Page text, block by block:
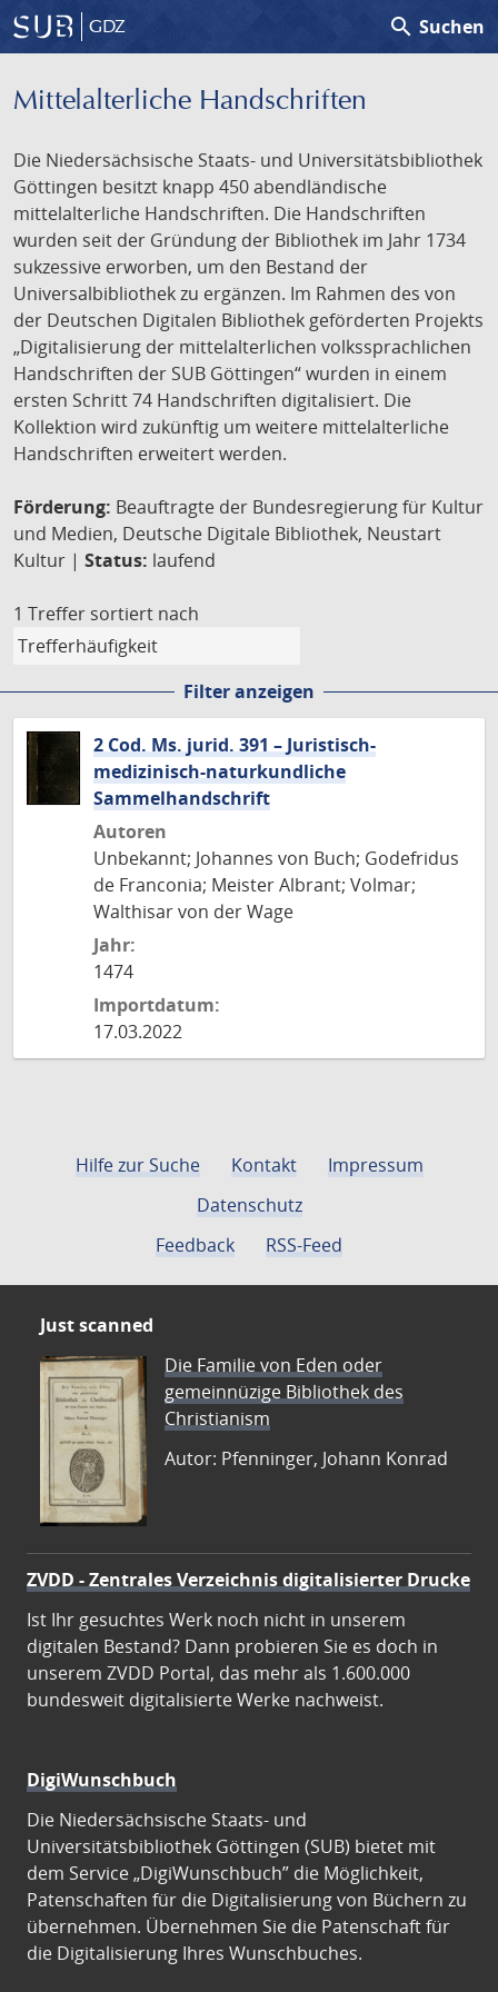
GDZ search Suchen
Mittelalterliche Handschriften
Die Niedersächsische Staats- und Universitätsbibliothek
Göttingen besitzt knapp 450 abendländische
mittelalterliche Handschriften. Die Handschriften
wurden seit der Gründung der Bibliothek im Jahr 1734
sukzessive erworben, um den Bestand der
Universalbibliothek zu ergänzen. Im Rahmen des von
der Deutschen Digitalen Bibliothek geförderten Projekts
„Digitalisierung der mittelalterlichen volkssprachlichen
Handschriften der SUB Göttingen“ wurden in einem
ersten Schritt 74 Handschriften digitalisiert. Die
Kollektion wird zukünftig um weitere mittelalterliche
Handschriften erweitert werden.
Förderung: Beauftragte der Bundesregierung für Kultur
und Medien, Deutsche Digitale Bibliothek, Neustart
Kultur | Status: laufend
1 Treffer sortiert nach
Filter anzeigen
2 Cod. Ms. jurid. 391 – Juristisch-
medizinisch-naturkundliche
Sammelhandschrift
Autoren
Unbekannt; Johannes von Buch; Godefridus
de Franconia; Meister Albrant; Volmar;
Walthisar von der Wage
Jahr:
1474
Importdatum:
17.03.2022
Hilfe zur Suche Kontakt
Impressum
Datenschutz
Feedback
RSS-Feed
Just scanned
Die Familie von Eden oder
gemeinnüzige Bibliothek des
Christianism
Autor: Pfenninger, Johann Konrad
ZVDD - Zentrales Verzeichnis digitalisierter Drucke
Ist Ihr gesuchtes Werk noch nicht in unserem
digitalen Bestand? Dann probieren Sie es doch in
unserem ZVDD Portal, das mehr als 1.600.000
bundesweit digitalisierte Werke nachweist.
DigiWunschbuch
Die Niedersächsische Staats- und
Universitätsbibliothek Göttingen (SUB) bietet mit
dem Service „DigiWunschbuch” die Möglichkeit,
Patenschaften für die Digitalisierung von Büchern zu
übernehmen. Übernehmen Sie die Patenschaft für
die Digitalisierung Ihres Wunschbuches.